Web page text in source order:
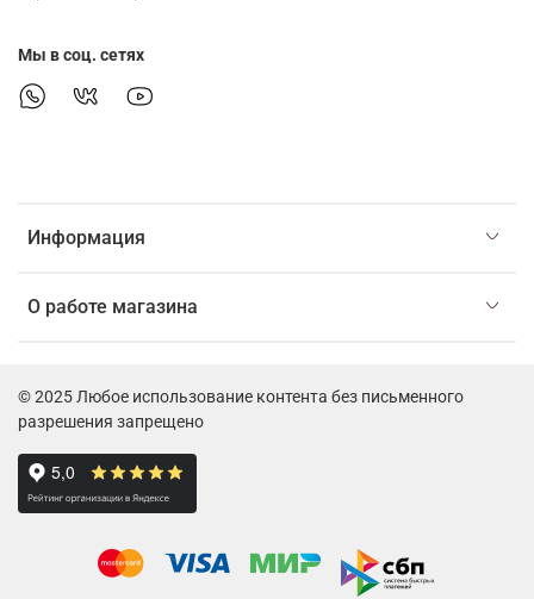
Информация
О работе магазина
Мы в соц. сетях
© 2025 Любое использование контента без письменного
разрешения запрещено